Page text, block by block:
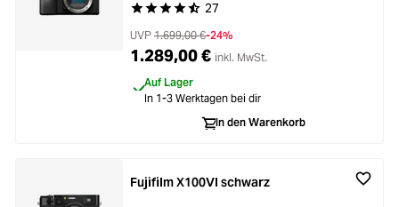
Durchschnittliche Bewertung von 4.8 von 5
27
UVP 1.699,00 €-24%
1.289,00 € inkl. MwSt.
Auf Lager
In 1-3 Werktagen bei dir
In den Warenkorb
Fujifilm X100VI schwarz